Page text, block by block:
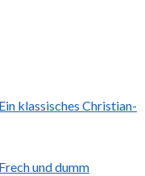
klassisches Christian-
und dumm